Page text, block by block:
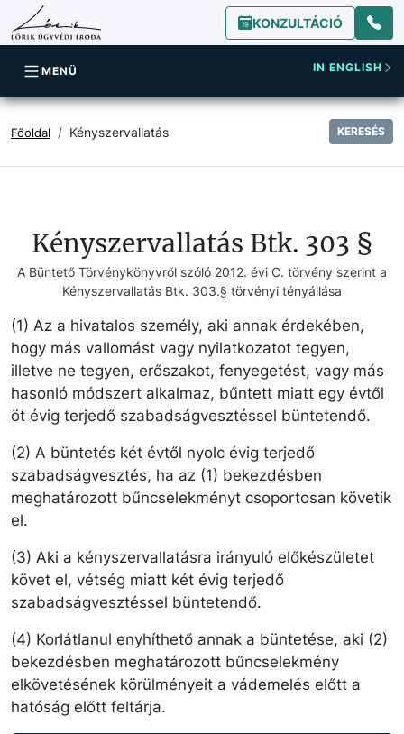
KONZULTÁCIÓ
MENÜ IN ENGLISH
Főoldal Kényszervallatás KERESÉS
Kényszervallatás Btk. 303 §
A Büntető Törvénykönyvről szóló 2012. évi C. törvény szerint a
Kényszervallatás Btk. 303.§ törvényi tényállása
(1) Az a hivatalos személy, aki annak érdekében,
hogy más vallomást vagy nyilatkozatot tegyen,
illetve ne tegyen, erőszakot, fenyegetést, vagy más
hasonló módszert alkalmaz, bűntett miatt egy évtől
öt évig terjedő szabadságvesztéssel büntetendő.
(2) A büntetés két évtől nyolc évig terjedő
szabadságvesztés, ha az (1) bekezdésben
meghatározott bűncselekményt csoportosan követik
el.
(3) Aki a kényszervallatásra irányuló előkészületet
követ el, vétség miatt két évig terjedő
szabadságvesztéssel büntetendő.
(4) Korlátlanul enyhíthető annak a büntetése, aki (2)
bekezdésben meghatározott bűncselekmény
elkövetésének körülményeit a vádemelés előtt a
hatóság előtt feltárja.